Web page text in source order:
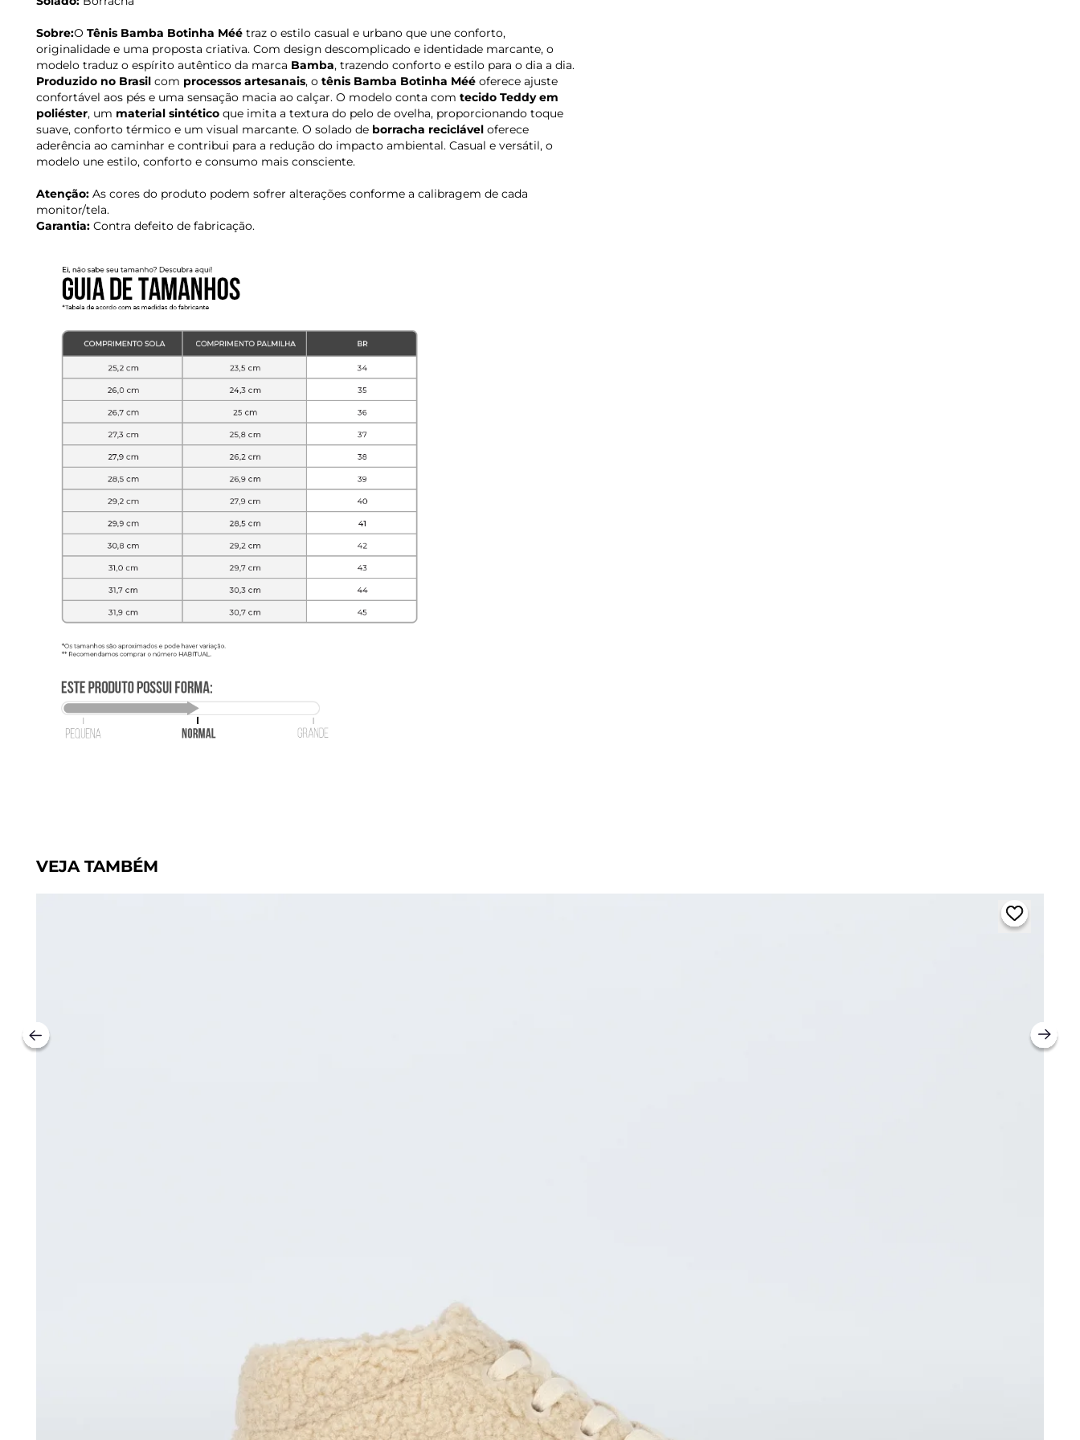
Sobre:O Tênis Bamba Botinha Méé traz o estilo casual e urbano que une conforto,
originalidade e uma proposta criativa. Com design descomplicado e identidade marcante, o
modelo traduz o espírito autêntico da marca Bamba, trazendo conforto e estilo para o dia a dia.
Produzido no Brasil com processos artesanais, o tênis Bamba Botinha Méé oferece ajuste
confortável aos pés e uma sensação macia ao calçar. O modelo conta com tecido Teddy em
poliéster, um material sintético que imita a textura do pelo de ovelha, proporcionando toque
suave, conforto térmico e um visual marcante. O solado de borracha reciclável oferece
aderência ao caminhar e contribui para a redução do impacto ambiental. Casual e versátil, o
modelo une estilo, conforto e consumo mais consciente.
Atenção: As cores do produto podem sofrer alterações conforme a calibragem de cada
monitor/tela.
Garantia: Contra defeito de fabricação.
VEJA TAMBÉM